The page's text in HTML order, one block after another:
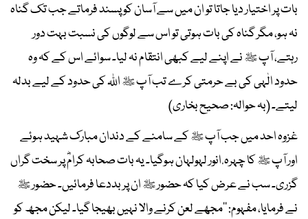
بات پر اختیار دیا جاتا تو ان میں سے آسان کو پسند فرماتے جب تک گناہ
نہ ہو، مگر گناہ کی بات ہوتی تو اس سے لوگوں کی نسبت بہت دور
رہتے، آپ ﷺ نے اپنے لیے کبھی انتقام نہ لیا۔ سوائے اس کے کہ وہ
حدود الٰہی کی بے حرمتی کرے تب آپ ﷺ اﷲ کی حدود کے لیے بدلہ
لیتے۔ (بہ حوالہ: صحیح بخاری)
غزوہ احد میں جب آپ ﷺ کے سامنے کے دندان مبارک شہید ہوئے
اور آپ ﷺ کا چہرہ ٔ انور لہولہان ہوگیا۔ یہ بات صحابہ کرامؓ پر سخت گراں
گزری۔ سب نے عرض کیا کہ حضور ﷺ ان پر بددعا فرمائیں۔ حضور ﷺ
نے فرمایا، مفہوم: ’’مجھے لعن کرنے والا نہیں بھیجا گیا۔ لیکن مجھ کو